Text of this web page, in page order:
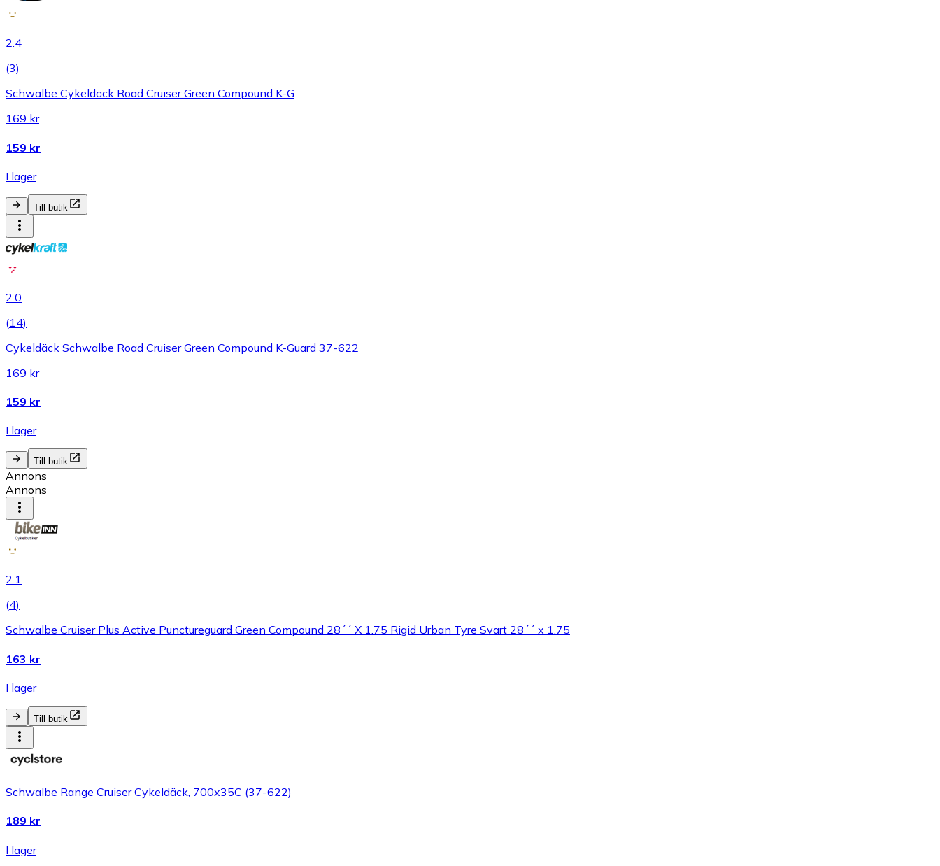
2.4
(3)
Schwalbe Cykeldäck Road Cruiser Green Compound K-G
169 kr
159 kr
I lager
Till butik
2.0
(14)
Cykeldäck Schwalbe Road Cruiser Green Compound K-Guard 37-622
169 kr
159 kr
I lager
Till butik
Annons
Annons
2.1
(4)
Schwalbe Cruiser Plus Active Punctureguard Green Compound 28´´ X 1.75 Rigid Urban Tyre Svart 28´´ x 1.75
163 kr
I lager
Till butik
Schwalbe Range Cruiser Cykeldäck, 700x35C (37-622)
189 kr
I lager